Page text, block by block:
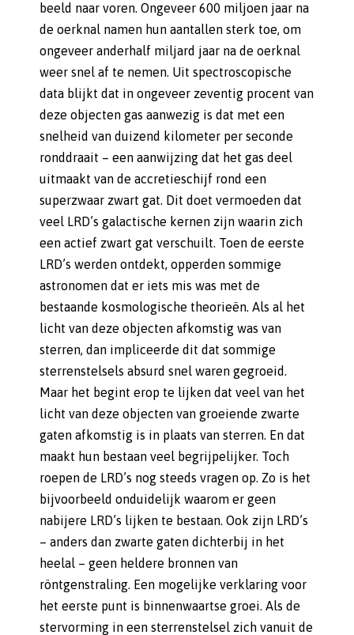
beeld naar voren. Ongeveer 600 miljoen jaar na
de oerknal namen hun aantallen sterk toe, om
ongeveer anderhalf miljard jaar na de oerknal
weer snel af te nemen. Uit spectroscopische
data blijkt dat in ongeveer zeventig procent van
deze objecten gas aanwezig is dat met een
snelheid van duizend kilometer per seconde
ronddraait – een aanwijzing dat het gas deel
uitmaakt van de accretieschijf rond een
superzwaar zwart gat. Dit doet vermoeden dat
veel LRD’s galactische kernen zijn waarin zich
een actief zwart gat verschuilt. Toen de eerste
LRD’s werden ontdekt, opperden sommige
astronomen dat er iets mis was met de
bestaande kosmologische theorieën. Als al het
licht van deze objecten afkomstig was van
sterren, dan impliceerde dit dat sommige
sterrenstelsels absurd snel waren gegroeid.
Maar het begint erop te lijken dat veel van het
licht van deze objecten van groeiende zwarte
gaten afkomstig is in plaats van sterren. En dat
maakt hun bestaan veel begrijpelijker. Toch
roepen de LRD’s nog steeds vragen op. Zo is het
bijvoorbeeld onduidelijk waarom er geen
nabijere LRD’s lijken te bestaan. Ook zijn LRD’s
– anders dan zwarte gaten dichterbij in het
heelal – geen heldere bronnen van
röntgenstraling. Een mogelijke verklaring voor
het eerste punt is binnenwaartse groei. Als de
stervorming in een sterrenstelsel zich vanuit de